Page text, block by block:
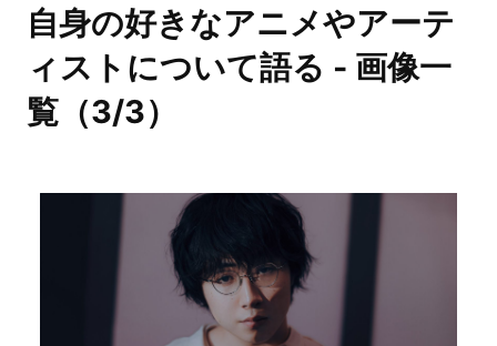
自身の好きなアニメやアーテ
ィストについて語る - 画像一
覧（3/3）